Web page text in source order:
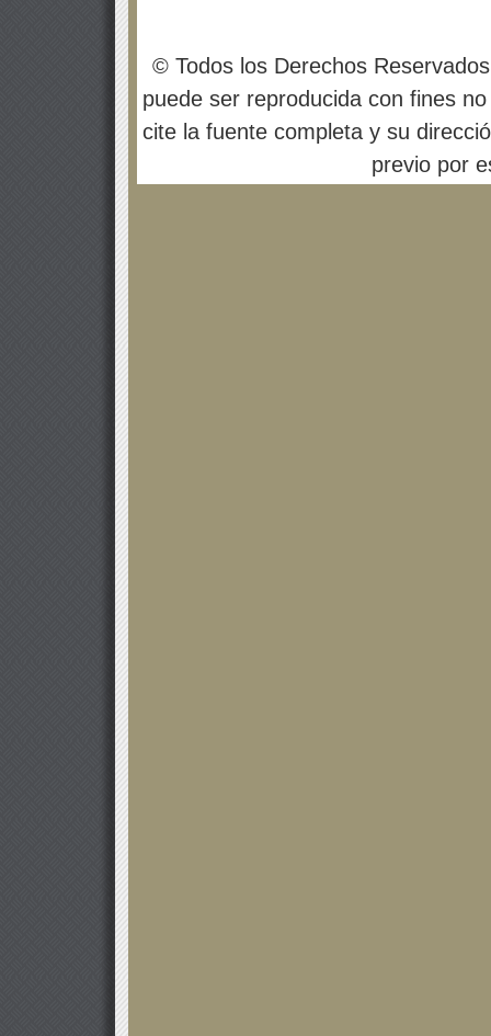
© Todos los Derechos
puede ser reproducida con fines
cite la fuente completa y su
previo por